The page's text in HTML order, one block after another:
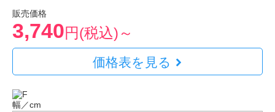
販売価格
3,740円(税込)～
価格表を見る
幅／cm